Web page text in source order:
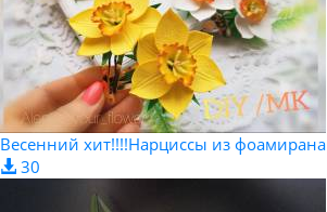
Весенний хит!!!!Нарциссы из фоамирана
30